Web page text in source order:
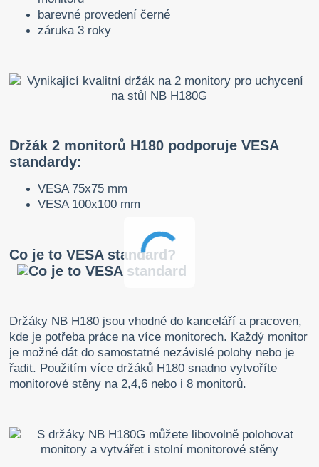
barevné provedení černé
záruka 3 roky
Držák 2 monitorů H180 podporuje VESA
standardy:
VESA 75x75 mm
VESA 100x100 mm
Co je to VESA standard?
Držáky NB H180 jsou vhodné do kanceláří a pracoven,
kde je potřeba práce na více monitorech. Každý monitor
je možné dát do samostatné nezávislé polohy nebo je
řadit. Použitím více držáků H180 snadno vytvoříte
monitorové stěny na 2,4,6 nebo i 8 monitorů.